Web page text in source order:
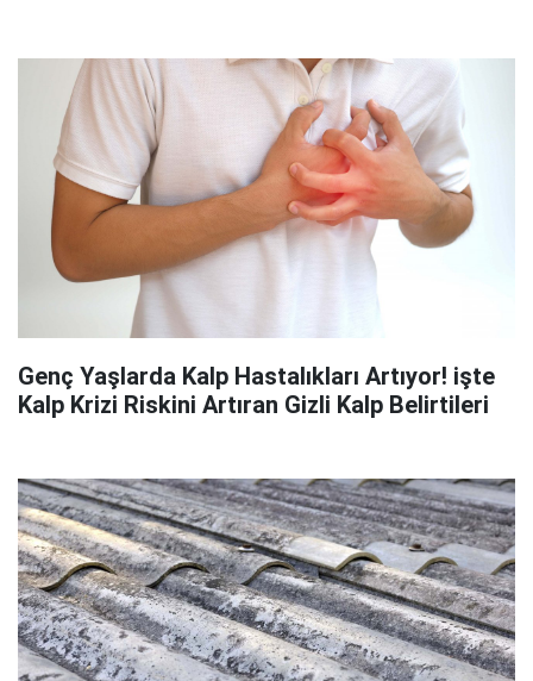
Genç Yaşlarda Kalp Hastalıkları Artıyor! işte
Kalp Krizi Riskini Artıran Gizli Kalp Belirtileri